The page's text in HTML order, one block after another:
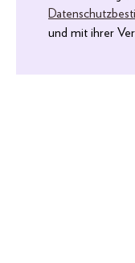
und mit ihrer